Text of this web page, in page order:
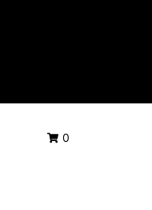
0
SEARCH